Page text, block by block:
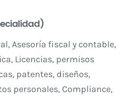
Asesoría fiscal y contable,
Licencias, permisos
patentes, diseños,
personales, Compliance,